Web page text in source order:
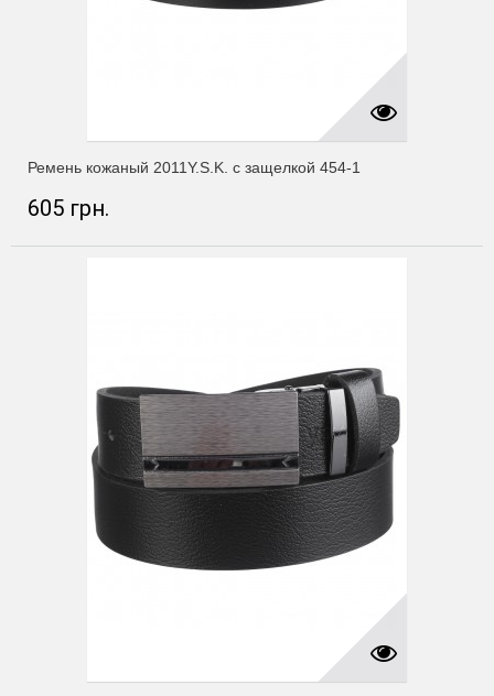
Ремень кожаный 2011Y.S.K. с защелкой 454-1
605 грн.